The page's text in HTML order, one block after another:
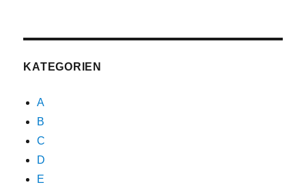
KATEGORIEN
A
B
C
D
E